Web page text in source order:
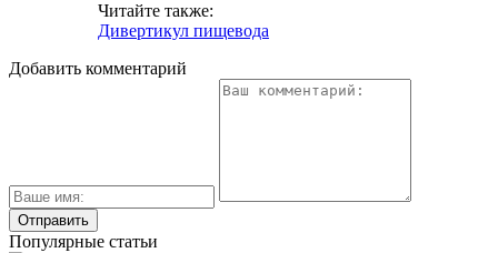
Читайте также:
Дивертикул пищевода
Добавить комментарий
Популярные статьи